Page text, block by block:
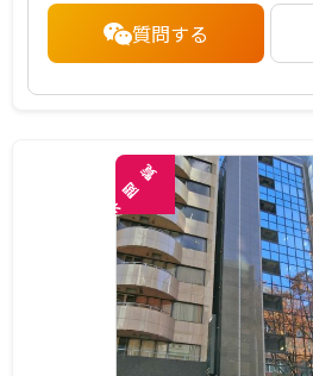
質問する
未
閲
覧